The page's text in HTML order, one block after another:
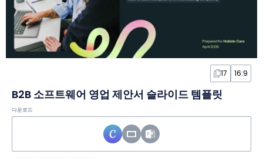
17 16:9
B2B 소프트웨어 영업 제안서 슬라이드 템플릿
다운로드